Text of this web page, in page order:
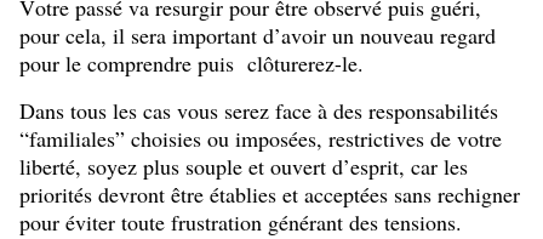
Votre passé va resurgir pour être observé puis guéri,
pour cela, il sera important d’avoir un nouveau regard
pour le comprendre puis clôturerez-le.
Dans tous les cas vous serez face à des responsabilités
“familiales” choisies ou imposées, restrictives de votre
liberté, soyez plus souple et ouvert d’esprit, car les
priorités devront être établies et acceptées sans rechigner
pour éviter toute frustration générant des tensions.